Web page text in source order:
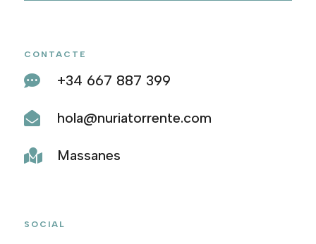
CONTACTE
 +34 667 887 399
 hola@nuriatorrente.com
 Massanes
SOCIAL